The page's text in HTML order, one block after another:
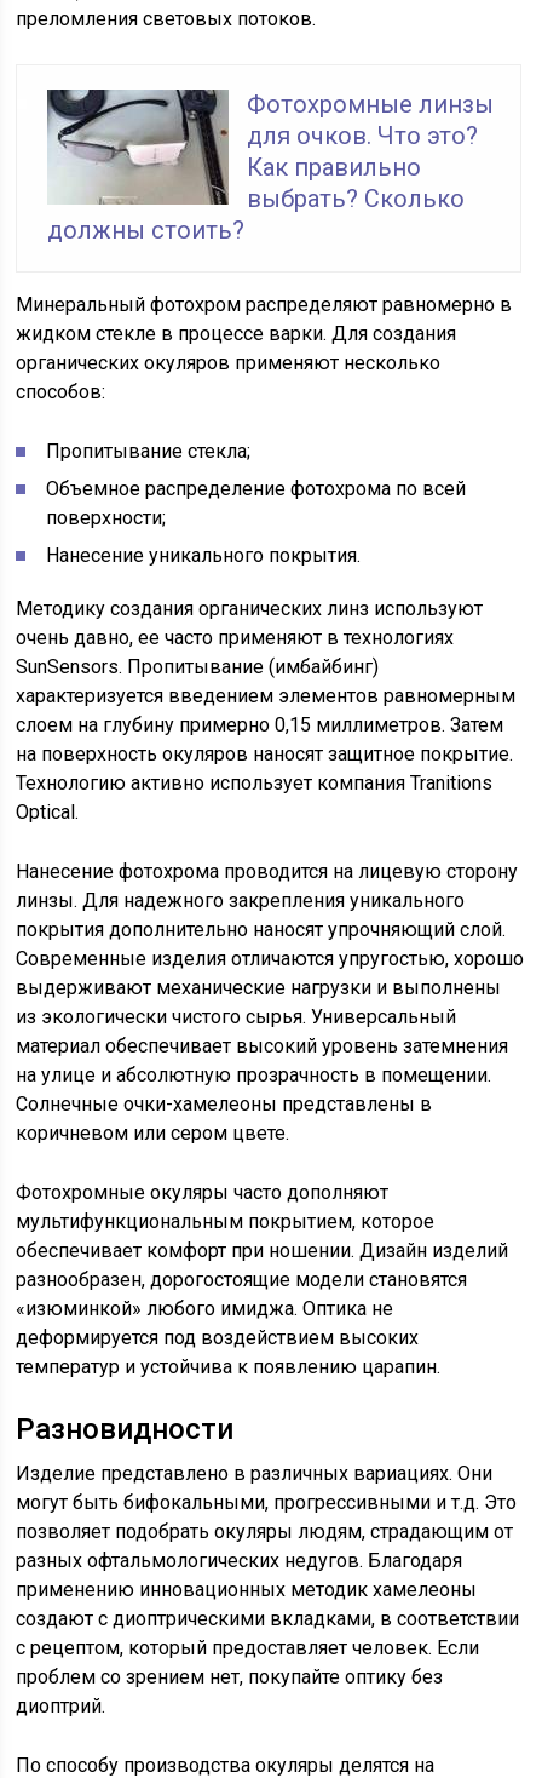
преломления световых потоков.
Фотохромные линзы
для очков. Что это?
Как правильно
выбрать? Сколько
должны стоить?
Минеральный фотохром распределяют равномерно в
жидком стекле в процессе варки. Для создания
органических окуляров применяют несколько
способов:
Пропитывание стекла;
Объемное распределение фотохрома по всей
поверхности;
Нанесение уникального покрытия.
Методику создания органических линз используют
очень давно, ее часто применяют в технологиях
SunSensors. Пропитывание (имбайбинг)
характеризуется введением элементов равномерным
слоем на глубину примерно 0,15 миллиметров. Затем
на поверхность окуляров наносят защитное покрытие.
Технологию активно использует компания Tranitions
Optical.
Нанесение фотохрома проводится на лицевую сторону
линзы. Для надежного закрепления уникального
покрытия дополнительно наносят упрочняющий слой.
Современные изделия отличаются упругостью, хорошо
выдерживают механические нагрузки и выполнены
из экологически чистого сырья. Универсальный
материал обеспечивает высокий уровень затемнения
на улице и абсолютную прозрачность в помещении.
Солнечные очки-хамелеоны представлены в
коричневом или сером цвете.
Фотохромные окуляры часто дополняют
мультифункциональным покрытием, которое
обеспечивает комфорт при ношении. Дизайн изделий
разнообразен, дорогостоящие модели становятся
«изюминкой» любого имиджа. Оптика не
деформируется под воздействием высоких
температур и устойчива к появлению царапин.
Разновидности
Изделие представлено в различных вариациях. Они
могут быть бифокальными, прогрессивными и т.д. Это
позволяет подобрать окуляры людям, страдающим от
разных офтальмологических недугов. Благодаря
применению инновационных методик хамелеоны
создают с диоптрическими вкладками, в соответствии
с рецептом, который предоставляет человек. Если
проблем со зрением нет, покупайте оптику без
диоптрий.
По способу производства окуляры делятся на